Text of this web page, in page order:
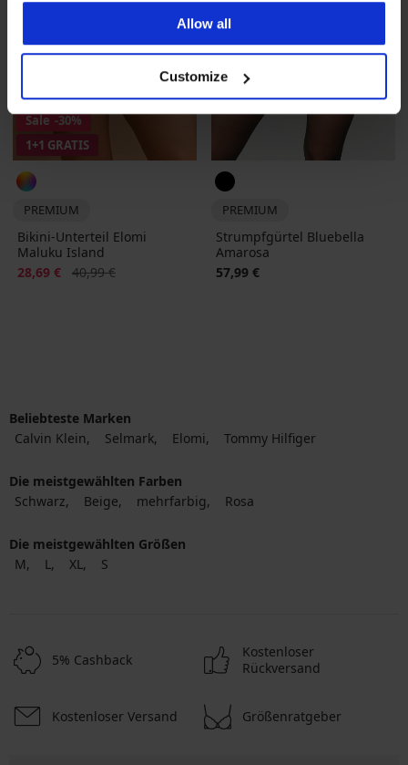
Allow all
Customize
Sale -30%
1+1 GRATIS
PREMIUM
Bikini-Unterteil Elomi
Maluku Island
Rabatt
28,69 € Alter Preis
40,99 €
PREMIUM
Strumpfgürtel Bluebella
Amarosa
57,99 €
Beliebteste Marken
Calvin Klein
Selmark Elomi Tommy Hilfiger
Die meistgewählten Farben
Schwarz
Beige mehrfarbig Rosa
Die meistgewählten Größen
M
L XL S
5% Cashback
Kostenloser
Rückversand
Kostenloser Versand Größenratgeber